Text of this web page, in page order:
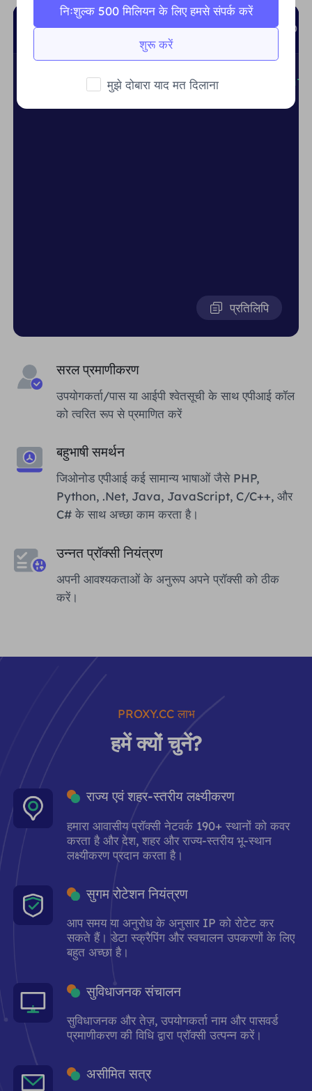
सरल प्रमाणीकरण
उपयोगकर्ता/पास या आईपी श्वेतसूची के साथ एपीआई कॉल
को त्वरित रूप से प्रमाणित करें
बहुभाषी समर्थन
जिओनोड एपीआई कई सामान्य भाषाओं जैसे PHP,
Python, .Net, Java, JavaScript, C/C++, और
C# के साथ अच्छा काम करता है।
उन्नत प्रॉक्सी नियंत्रण
अपनी आवश्यकताओं के अनुरूप अपने प्रॉक्सी को ठीक
करें।
shell python Node.js PHP GO
USER
प्रतिलिपि
PROXY.CC लाभ
हमें क्यों चुनें?
राज्य एवं शहर-स्तरीय लक्ष्यीकरण
हमारा आवासीय प्रॉक्सी नेटवर्क 190+ स्थानों को कवर
करता है और देश, शहर और राज्य-स्तरीय भू-स्थान
लक्ष्यीकरण प्रदान करता है।
सुगम रोटेशन नियंत्रण
आप समय या अनुरोध के अनुसार IP को रोटेट कर
सकते हैं। डेटा स्क्रैपिंग और स्वचालन उपकरणों के लिए
बहुत अच्छा है।
सुविधाजनक संचालन
सुविधाजनक और तेज़, उपयोगकर्ता नाम और पासवर्ड
प्रमाणीकरण की विधि द्वारा प्रॉक्सी उत्पन्न करें।
असीमित सत्र
शुरू करें
निःशुल्क 500 मिलियन के लिए हमसे संपर्क करें
मुझे दोबारा याद मत दिलाना